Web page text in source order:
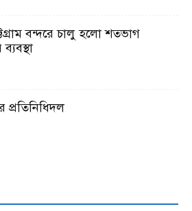
বন্দরে চালু হলো শতভাগ
প্রতিনিধিদল